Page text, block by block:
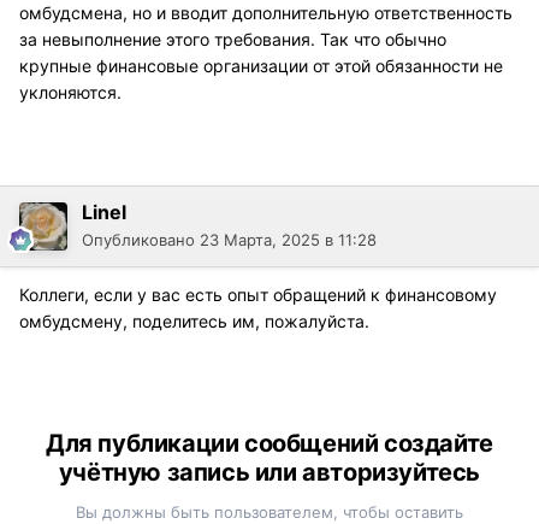
омбудсмена, но и вводит дополнительную ответственность
за невыполнение этого требования. Так что обычно
крупные финансовые организации от этой обязанности не
уклоняются.
Linel
Опубликовано 23 Марта, 2025 в 11:28
Коллеги, если у вас есть опыт обращений к финансовому
омбудсмену, поделитесь им, пожалуйста.
Для публикации сообщений создайте
учётную запись или авторизуйтесь
Вы должны быть пользователем, чтобы оставить